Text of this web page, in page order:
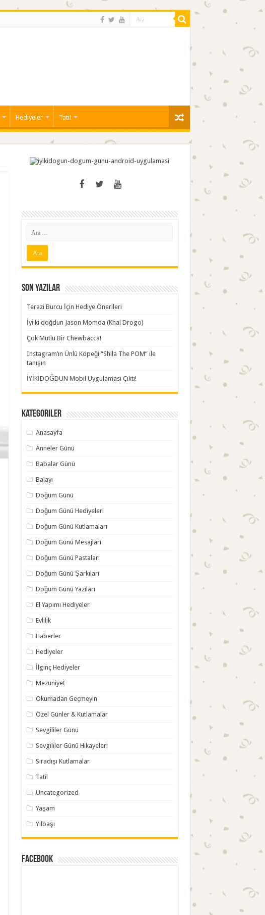
Hediyeler Tatil
Son Yazılar
Terazi Burcu İçin Hediye Önerileri
İyi ki doğdun Jason Momoa (Khal Drogo)
Çok Mutlu Bir Chewbacca!
Instagram’ın Ünlü Köpeği “Shila The POM” ile
tanışın
İYİKİDOĞDUN Mobil Uygulaması Çıktı!
Kategoriler
Anasayfa
Anneler Günü
Babalar Günü
Balayı
Doğum Günü
Doğum Günü Hediyeleri
Doğum Günü Kutlamaları
Doğum Günü Mesajları
Doğum Günü Pastaları
Doğum Günü Şarkıları
Doğum Günü Yazıları
El Yapımı Hediyeler
Evlilik
Haberler
Hediyeler
İlginç Hediyeler
Mezuniyet
Okumadan Geçmeyin
Özel Günler & Kutlamalar
Sevgililer Günü
Sevgililer Günü Hikayeleri
Sıradışı Kutlamalar
Tatil
Uncategorized
Yaşam
Yılbaşı
Facebook